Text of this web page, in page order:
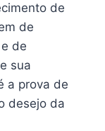
de
de
de
sua
a prova de
desejo da